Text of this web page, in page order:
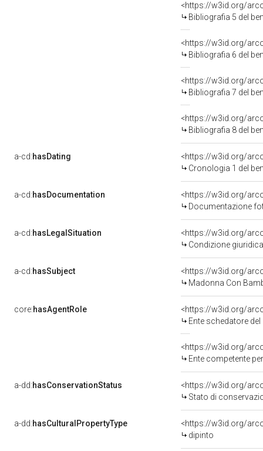
<https://w3id.org/
Bibliografia 5 del
<https://w3id.org/
Bibliografia 6 del
<https://w3id.org/
Bibliografia 7 del
<https://w3id.org/
Bibliografia 8 del
a-cd:hasDating
<https://w3id.org/
Cronologia 1 del
a-cd:hasDocumentation
Documentazione
a-cd:hasLegalSituation
Condizione
a-cd:hasSubject
<https://w3id.org/
Madonna Con
core:hasAgentRole
<https://w3id.org/
Ente schedatore
<https://w3id.org/
Ente competente per tutela
a-dd:hasConservationStatus
<https://w3id.org/
Stato di
a-dd:hasCulturalPropertyType
<https://w3id.org/
dipinto